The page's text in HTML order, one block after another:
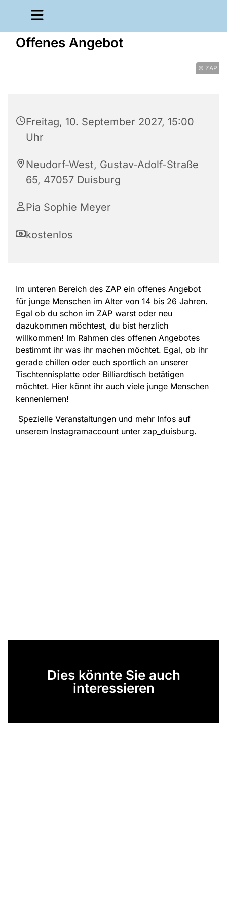
Offenes Angebot
© ZAP
Freitag, 10. September 2027, 15:00
Uhr
Neudorf-West, Gustav-Adolf-Straße
65, 47057 Duisburg
Pia Sophie Meyer
kostenlos
Im unteren Bereich des ZAP ein offenes Angebot
für junge Menschen im Alter von 14 bis 26 Jahren.
Egal ob du schon im ZAP warst oder neu
dazukommen möchtest, du bist herzlich
willkommen! Im Rahmen des offenen Angebotes
bestimmt ihr was ihr machen möchtet. Egal, ob ihr
gerade chillen oder euch sportlich an unserer
Tischtennisplatte oder Billiardtisch betätigen
möchtet. Hier könnt ihr auch viele junge Menschen
kennenlernen!
Spezielle Veranstaltungen und mehr Infos auf
unserem Instagramaccount unter zap_duisburg.
Dies könnte Sie auch
interessieren